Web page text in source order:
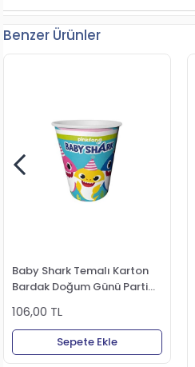
Benzer Ürünler
Baby Shark Temalı Karton
Bardak Doğum Günü Parti
106,00 TL
Sepete Ekle